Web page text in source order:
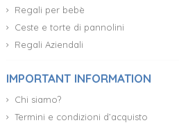
Regali per bebè
Ceste e torte di pannolini
Regali Aziendali
IMPORTANT INFORMATION
Chi siamo?
Termini e condizioni d’acquisto